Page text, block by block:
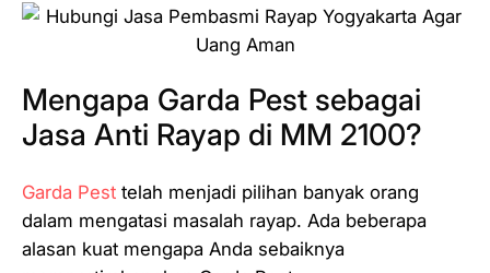
Mengapa Garda Pest sebagai
Jasa Anti Rayap di MM 2100?
Garda Pest telah menjadi pilihan banyak orang
dalam mengatasi masalah rayap. Ada beberapa
alasan kuat mengapa Anda sebaiknya